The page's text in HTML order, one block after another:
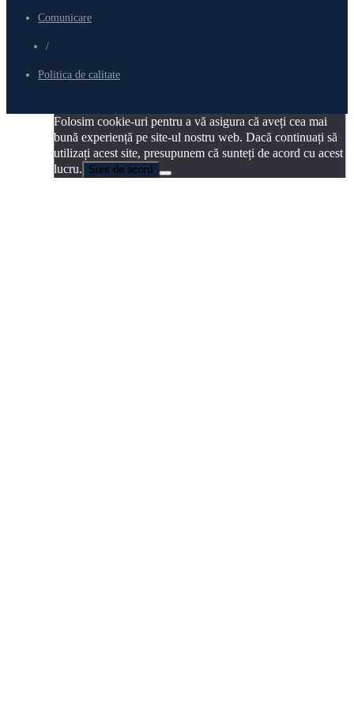
Comunicare
/
Politica de calitate
Folosim cookie-uri pentru a vă asigura că aveți cea mai
bună experiență pe site-ul nostru web. Dacă continuați să
utilizați acest site, presupunem că sunteți de acord cu acest
lucru.
Sunt de acord